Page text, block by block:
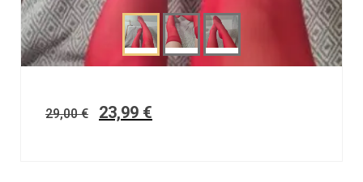
29,00€ 23,99 €